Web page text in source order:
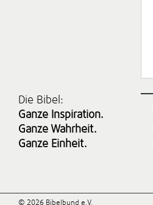
Die Bibel:
Ganze Inspiration.
Ganze Wahrheit.
Ganze Einheit.
© 2026 Bibelbund e.V.